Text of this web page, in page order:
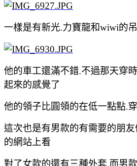
一樣是有新光.力寶龍和wiwi的
他的車工還滿不錯.不過那天穿
起來的感覺了
他的領子比圓領的在低一點點.
這次也是有男款的有需要的朋
的網站上看
對了女款的還有三種外套.而男